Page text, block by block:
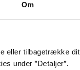
Om
eller tilbagetrække dit
under ”Detaljer”.